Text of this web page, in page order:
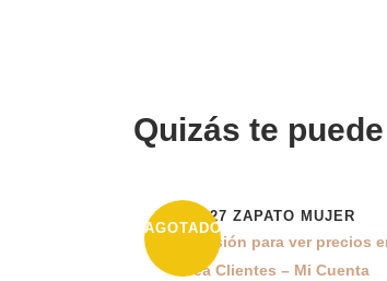
Quizás te
AGOTADO
L827 ZAPATO MUJER
Inicia sesión para ver precios
Área Clientes – Mi Cuenta